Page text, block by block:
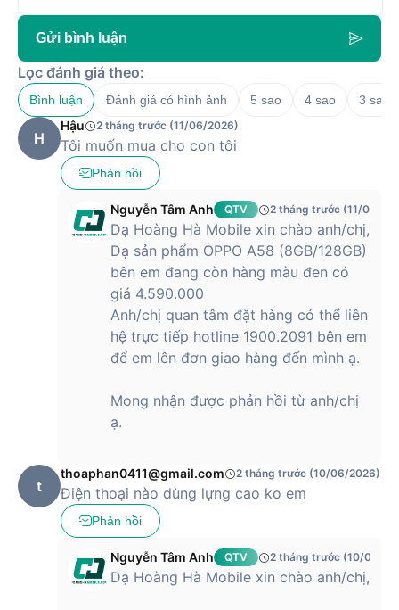
Gửi bình luận
Lọc đánh giá theo:
Bình luận Đánh giá có hình ảnh 5 sao 4 sao 3 sao
H
Hậu 2 tháng trước (11/06/2026)
Tôi muốn mua cho con tôi
Phản hồi
Nguyễn Tâm Anh QTV 2 tháng trước (11/06/
Dạ Hoàng Hà Mobile xin chào anh/chị,
Dạ sản phẩm OPPO A58 (8GB/128GB)
bên em đang còn hàng màu đen có
giá 4.590.000
Anh/chị quan tâm đặt hàng có thể liên
hệ trực tiếp hotline 1900.2091 bên em
để em lên đơn giao hàng đến mình ạ.
Mong nhận được phản hồi từ anh/chị
ạ.
t
thoaphan0411@gmail.com 2 tháng trước (10/06/2026)
Điện thoại nào dùng lựng cao ko em
Phản hồi
Nguyễn Tâm Anh QTV 2 tháng trước (10/06/
Dạ Hoàng Hà Mobile xin chào anh/chị,